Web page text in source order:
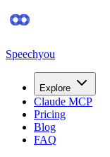
Speechyou
Explore
Claude MCP
Pricing
Blog
FAQ